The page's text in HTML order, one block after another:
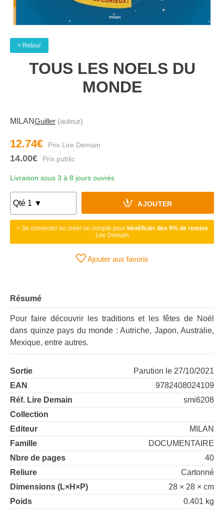
< Retour
TOUS LES NOELS DU
MONDE
MILANGuiller (auteur)
12.74€
14.00€
Livraison sous 3 à 8 jours ouvrés
AJOUTER
> Se connecter ou créer un compte pour bénéficier des 9% de remise
Lire Demain
Ajouter aux favoris
Résumé
Pour faire découvrir les traditions et les fêtes de Noël
dans quinze pays du monde : Autriche, Japon, Australie,
Mexique, entre autres.
Sortie
Parution le 27/10/2021
EAN
9782408024109
Réf. Lire Demain
smi6208
Collection
Editeur
MILAN
Famille
DOCUMENTAIRE
Nbre de pages
40
Reliure
Cartonné
Dimensions (L×H×P)
28 × 28 × cm
Poids
0.401 kg